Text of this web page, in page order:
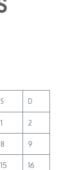
S D
1 2
8 9
15 16